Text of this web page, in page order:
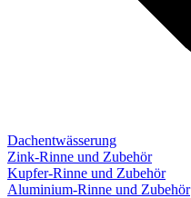
Dachentwässerung
Zink-Rinne und Zubehör
Kupfer-Rinne und Zubehör
Aluminium-Rinne und Zubehör